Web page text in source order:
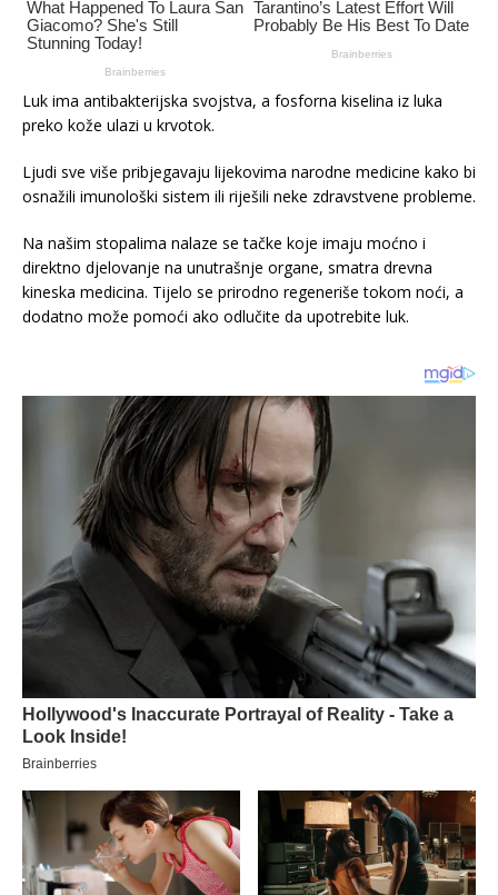
Luk ima antibakterijska svojstva, a fosforna kiselina iz luka
preko kože ulazi u krvotok.
Ljudi sve više pribjegavaju lijekovima narodne medicine kako bi
osnažili imunološki sistem ili riješili neke zdravstvene probleme.
Na našim stopalima nalaze se tačke koje imaju moćno i
direktno djelovanje na unutrašnje organe, smatra drevna
kineska medicina. Tijelo se prirodno regeneriše tokom noći, a
dodatno može pomoći ako odlučite da upotrebite luk.